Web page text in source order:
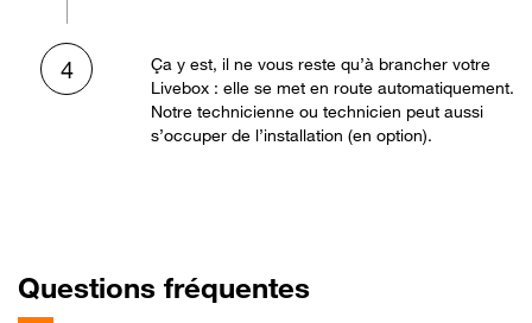
4
Ça y est, il ne vous reste qu’à brancher votre
Livebox : elle se met en route automatiquement.
Notre technicienne ou technicien peut aussi
s’occuper de l’installation (en option).
Questions fréquentes